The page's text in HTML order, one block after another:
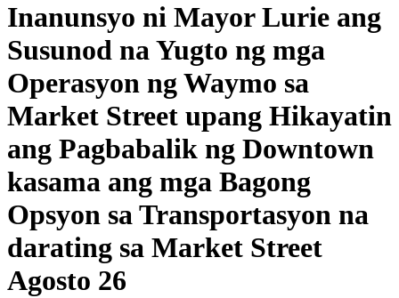
Inanunsyo ni Mayor Lurie ang
Susunod na Yugto ng mga
Operasyon ng Waymo sa
Market Street upang Hikayatin
ang Pagbabalik ng Downtown
kasama ang mga Bagong
Opsyon sa Transportasyon na
darating sa Market Street
Agosto 26